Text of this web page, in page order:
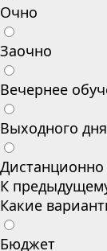
Очно
Заочно
Вечернее
Выходного дня
Дистанционно
К
Какие
Бюджет